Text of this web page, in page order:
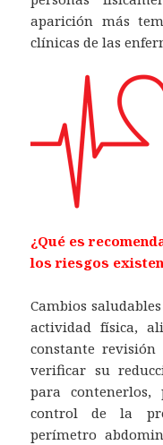
aparición más
clínicas de las
¿Qué es
los riesgos
Cambios
actividad física,
constante
verificar su
para
control de la
perímetro